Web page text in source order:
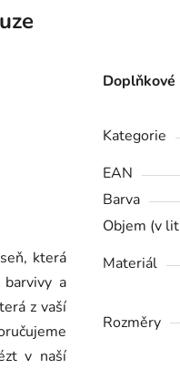
která
a
z vaší
v naší
Kategorie
EAN
Barva
Objem (v
Materiál
Rozměry